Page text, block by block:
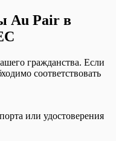
Au Pair в
гражданства. Если
соответствовать
или удостоверения